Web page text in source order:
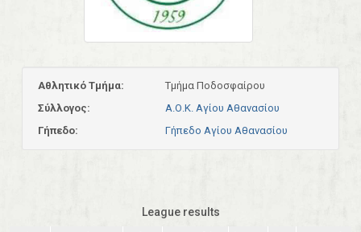
Αθλητικό Τμήμα:
Τμήμα Ποδοσφαίρου
Σύλλογος:
Α.Ο.Κ. Αγίου Αθανασίου
Γήπεδο:
Γήπεδο Αγίου Αθανασίου
League results